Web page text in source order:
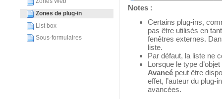
Zones de plug-in
List box
Sous-formulaires
Notes :
Certains plug-ins,
pas être utilisés en
fenêtres externes.
liste.
Par défaut, la liste ne
Lorsque le type
Avancé peut être
effet, l’auteur du plug-
avancées.